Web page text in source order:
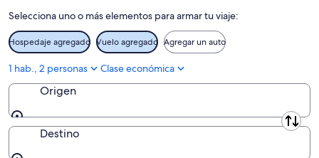
-
16
ago
Selecciona uno o más elementos para armar tu viaje:
Hospedaje agregado Vuelo agregado Agregar un auto
1 hab., 2 personas Clase económica
Origen
Origen
Destino